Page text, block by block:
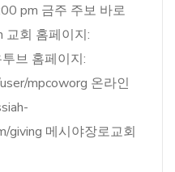
pm 금주 주보 바로
교회 홈페이지:
브 홈페이지:
mpcoworg 온라인
giving 메시야장로교회